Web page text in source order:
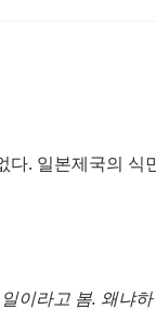
. 일본제국의 식
이라고 봄. 왜냐